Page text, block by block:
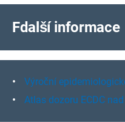
Fdalší informace
Výroční
Atlas dozoru ECDC